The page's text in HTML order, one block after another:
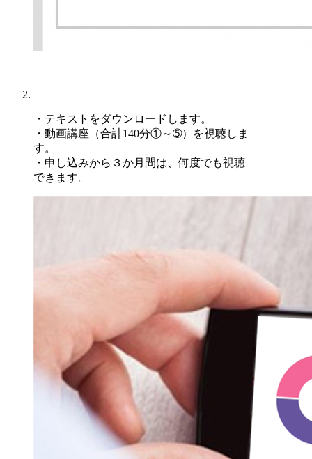
・テキストをダウンロードします。
・動画講座（合計140分①～➄）を視聴しま
す。
・申し込みから３か月間は、何度でも視聴
できます。